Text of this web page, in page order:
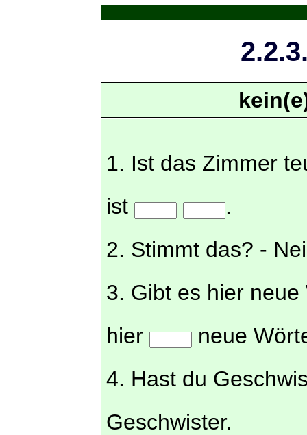
1. Ist das Zimmer
ist
.
2. Stimmt das? -
3. Gibt es hier
hier
neue
4. Hast du
Geschwister.